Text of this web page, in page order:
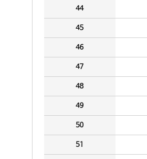
44
45
46
47
48
49
50
51